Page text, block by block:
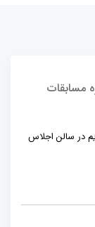
مسابقات
در سالن اجلاس